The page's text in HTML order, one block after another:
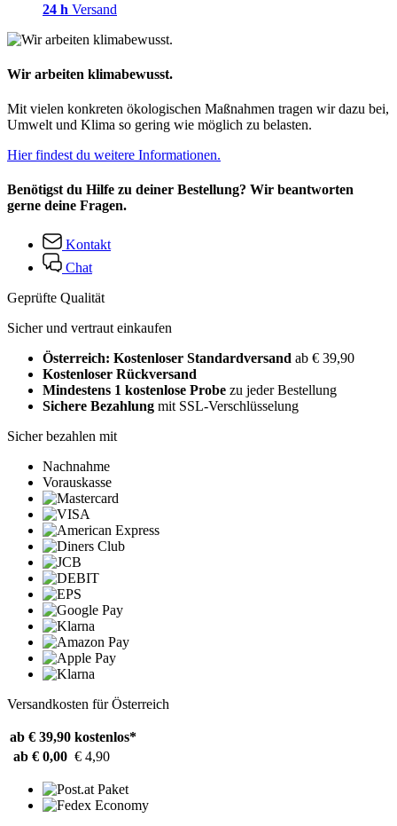
24 h Versand
Wir arbeiten klimabewusst.
Mit vielen konkreten ökologischen Maßnahmen tragen wir dazu bei,
Umwelt und Klima so gering wie möglich zu belasten.
Hier findest du weitere Informationen.
Benötigst du Hilfe zu deiner Bestellung? Wir beantworten
gerne deine Fragen.
Kontakt
Chat
Geprüfte Qualität
Sicher und vertraut einkaufen
Österreich: Kostenloser Standardversand ab € 39,90
Kostenloser Rückversand
Mindestens 1 kostenlose Probe zu jeder Bestellung
Sichere Bezahlung mit SSL-Verschlüsselung
Sicher bezahlen mit
Nachnahme
Vorauskasse
Versandkosten für Österreich
ab € 39,90 kostenlos*
ab € 0,00 € 4,90